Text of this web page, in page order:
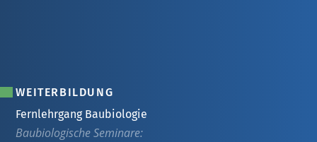
WEITERBILDUNG
Fernlehrgang Baubiologie
Baubiologische Seminare: